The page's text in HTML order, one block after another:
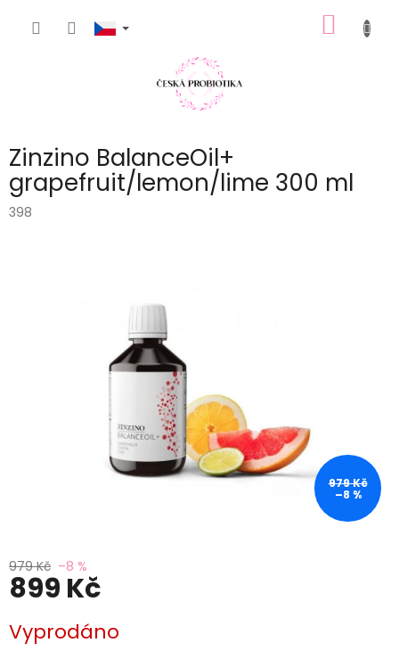
KOŠÍK
Zinzino BalanceOil+
grapefruit/lemon/lime 300 ml
398
979 Kč
–8 %
979 Kč –8 %
899 Kč
cena:
Vyprodáno